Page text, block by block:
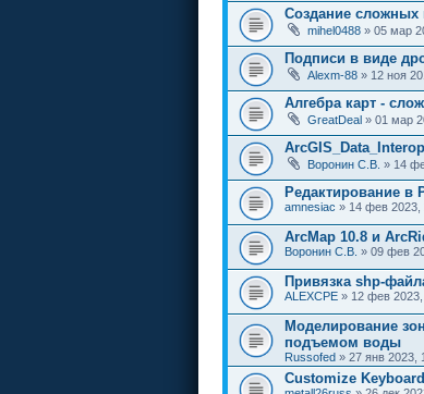
Создание сложных
mihel0488 » 05 мар
Подписи в виде
Alexm-88 » 12 ноя
Алгебра карт -
GreatDeal » 01 мар
Воронин С.В. » 14
Редактирование в
amnesiac » 14 фев 2023,
ArcMap 10.8 и
Воронин С.В. » 09 фев
Привязка shp-
ALEXCPE » 12 фев
Моделирование
подъемом воды
Russofed » 27 янв 2023,
Customize